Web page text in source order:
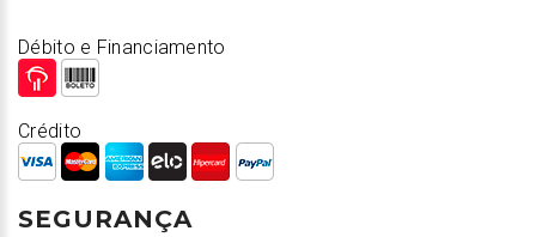
Débito e Financiamento
Crédito
SEGURANÇA